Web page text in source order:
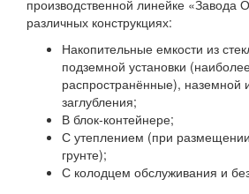
производственной линейке «Завода
различных конструкциях:
Накопительные емкости из
подземной установки
распространённые), наземной
заглубления;
В блок-контейнере;
С утеплением (при
грунте);
С колодцем обслуживания и